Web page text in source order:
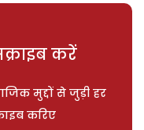
करें
मुद्दों से जुड़ी हर
करिए